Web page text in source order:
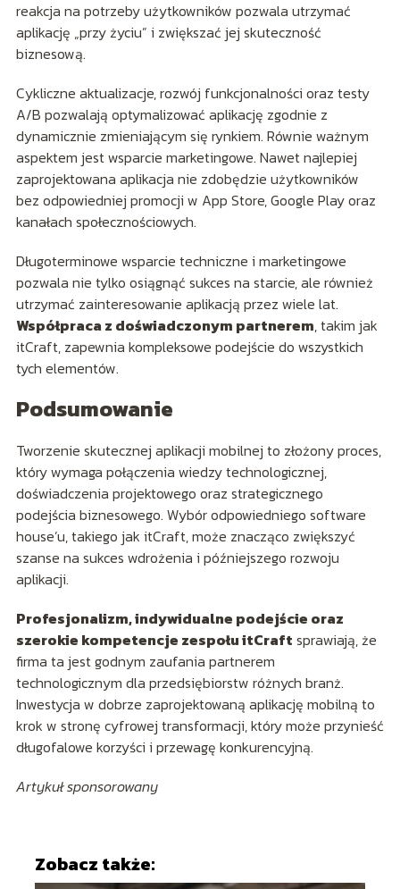
reakcja na potrzeby użytkowników pozwala utrzymać
aplikację „przy życiu” i zwiększać jej skuteczność
biznesową.
Cykliczne aktualizacje, rozwój funkcjonalności oraz testy
A/B pozwalają optymalizować aplikację zgodnie z
dynamicznie zmieniającym się rynkiem. Równie ważnym
aspektem jest wsparcie marketingowe. Nawet najlepiej
zaprojektowana aplikacja nie zdobędzie użytkowników
bez odpowiedniej promocji w App Store, Google Play oraz
kanałach społecznościowych.
Długoterminowe wsparcie techniczne i marketingowe
pozwala nie tylko osiągnąć sukces na starcie, ale również
utrzymać zainteresowanie aplikacją przez wiele lat.
Współpraca z doświadczonym partnerem, takim jak
itCraft, zapewnia kompleksowe podejście do wszystkich
tych elementów.
Podsumowanie
Tworzenie skutecznej aplikacji mobilnej to złożony proces,
który wymaga połączenia wiedzy technologicznej,
doświadczenia projektowego oraz strategicznego
podejścia biznesowego. Wybór odpowiedniego software
house’u, takiego jak itCraft, może znacząco zwiększyć
szanse na sukces wdrożenia i późniejszego rozwoju
aplikacji.
Profesjonalizm, indywidualne podejście oraz
szerokie kompetencje zespołu itCraft sprawiają, że
firma ta jest godnym zaufania partnerem
technologicznym dla przedsiębiorstw różnych branż.
Inwestycja w dobrze zaprojektowaną aplikację mobilną to
krok w stronę cyfrowej transformacji, który może przynieść
długofalowe korzyści i przewagę konkurencyjną.
Artykuł sponsorowany
Zobacz także: